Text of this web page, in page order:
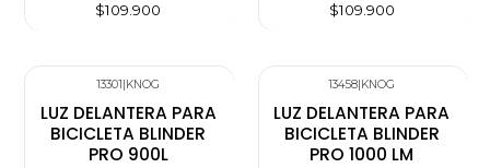
$109.900 $109.900
13301 KNOG
LUZ DELANTERA PARA
BICICLETA BLINDER
PRO 900L
13458 KNOG
LUZ DELANTERA PARA
BICICLETA BLINDER
PRO 1000 LM